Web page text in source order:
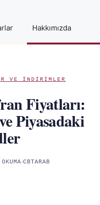
Hakkımızda
VE INDIRIMLER
Fiyatları:
Piyasadaki
CBTARAB